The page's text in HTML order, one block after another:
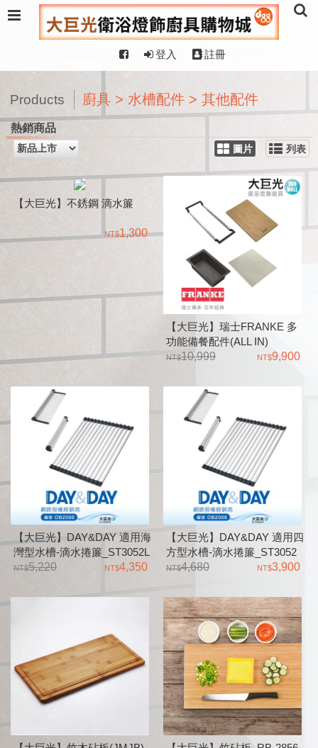
登入 註冊
Products 廚具 > 水槽配件 > 其他配件
熱銷商品
圖片 列表
【大巨光】不銹鋼 滴水簾
1,300
【大巨光】瑞士FRANKE 多
功能備餐配件(ALL IN)
10,999
9,900
【大巨光】DAY&DAY 適用海
灣型水槽-滴水捲簾_ST3052L
5,220
4,350
【大巨光】DAY&DAY 適用四
方型水槽-滴水捲簾_ST3052
4,680
3,900